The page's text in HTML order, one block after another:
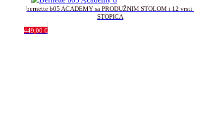
bernette b05 ACADEMY sa PRODUŽNIM STOLOM i 12 vrsti
STOPICA
449,00 €